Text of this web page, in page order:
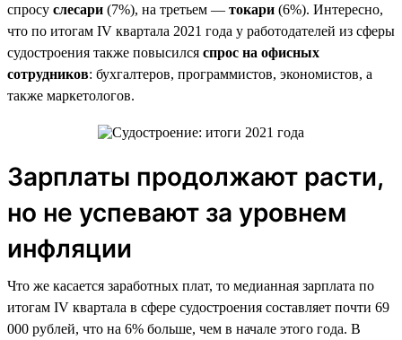
спросу слесари (7%), на третьем — токари (6%). Интересно,
что по итогам IV квартала 2021 года у работодателей из сферы
судостроения также повысился спрос на офисных
сотрудников: бухгалтеров, программистов, экономистов, а
также маркетологов.
Зарплаты продолжают расти,
но не успевают за уровнем
инфляции
Что же касается заработных плат, то медианная зарплата по
итогам IV квартала в сфере судостроения составляет почти 69
000 рублей, что на 6% больше, чем в начале этого года. В